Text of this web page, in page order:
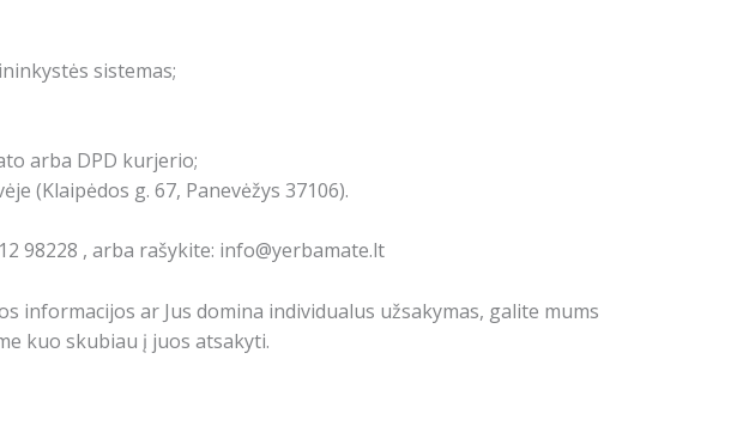
sistemas;
arba DPD kurjerio;
(Klaipėdos g. 67, Panevėžys 37106).
98228 , arba rašykite: info@yerbamate.lt
informacijos ar Jus domina individualus užsakymas, galite mums
kuo skubiau į juos atsakyti.